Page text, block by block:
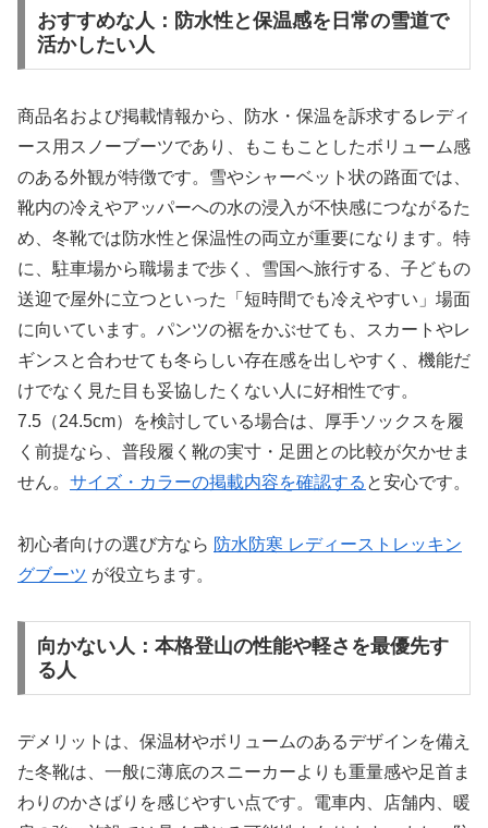
おすすめな人：防水性と保温感を日常の雪道で
活かしたい人
商品名および掲載情報から、防水・保温を訴求するレディ
ース用スノーブーツであり、もこもことしたボリューム感
のある外観が特徴です。雪やシャーベット状の路面では、
靴内の冷えやアッパーへの水の浸入が不快感につながるた
め、冬靴では防水性と保温性の両立が重要になります。特
に、駐車場から職場まで歩く、雪国へ旅行する、子どもの
送迎で屋外に立つといった「短時間でも冷えやすい」場面
に向いています。パンツの裾をかぶせても、スカートやレ
ギンスと合わせても冬らしい存在感を出しやすく、機能だ
けでなく見た目も妥協したくない人に好相性です。
7.5（24.5cm）を検討している場合は、厚手ソックスを履
く前提なら、普段履く靴の実寸・足囲との比較が欠かせま
せん。 サイズ・カラーの掲載内容を確認する と安心です。
初心者向けの選び方なら 防水防寒 レディーストレッキン
グブーツ が役立ちます。
向かない人：本格登山の性能や軽さを最優先す
る人
デメリットは、保温材やボリュームのあるデザインを備え
た冬靴は、一般に薄底のスニーカーよりも重量感や足首ま
わりのかさばりを感じやすい点です。電車内、店舗内、暖